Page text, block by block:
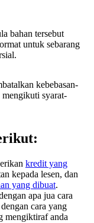
bahan tersebut
untuk sebarang
kebebasan-
mengikuti syarat-
kredit yang
kepada lesen, dan
yang dibuat.
apa jua cara
cara yang
mengiktiraf anda